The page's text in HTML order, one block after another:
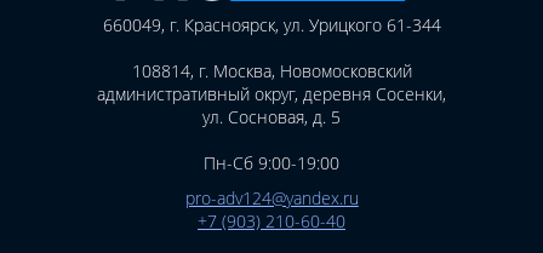
660049, г. Красноярск, ул. Урицкого 61-344
108814, г. Москва, Новомосковский
административный округ, деревня Сосенки,
ул. Сосновая, д. 5
Пн-Сб 9:00-19:00
pro-adv124@yandex.ru
+7 (903) 210-60-40